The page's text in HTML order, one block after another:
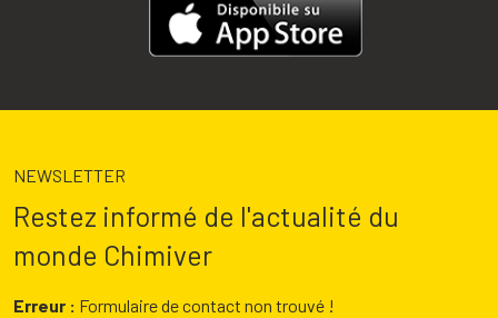
NEWSLETTER
Restez informé de l'actualité du
monde Chimiver
Erreur : Formulaire de contact non trouvé !